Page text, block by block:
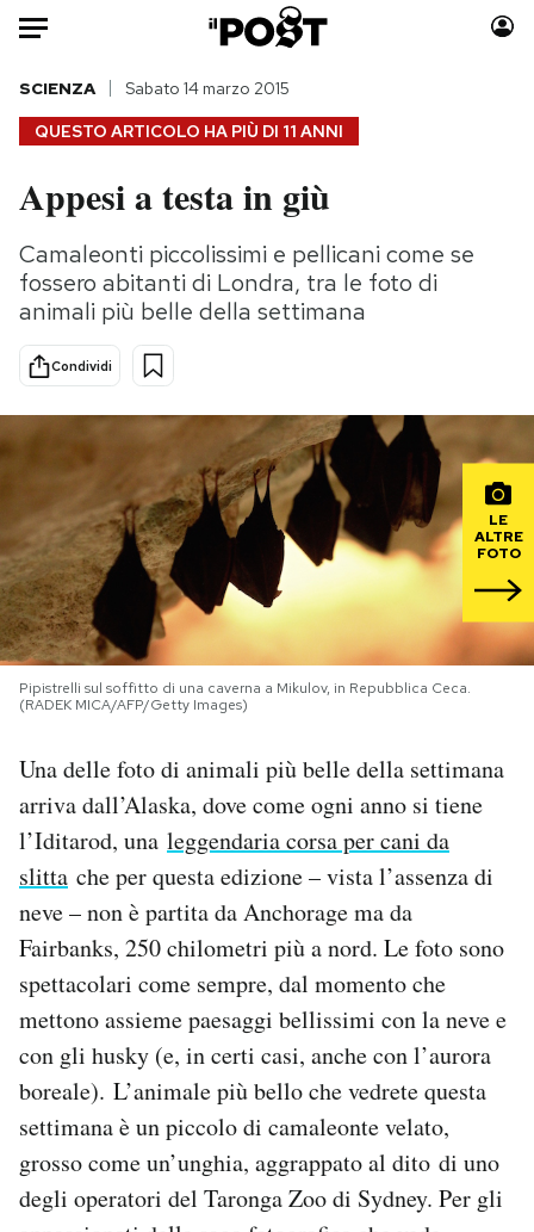
Auto
HOME
Italia
Politica
Tecnologia
Scienza
Economia
Moda
Consumismi
Storie/Idee
Altrecose
Mondiali calcio 2026
PODCAST
NEWSLETTER
SHOP
CALENDARIO
AREA PERSONALE
Area Personale
Newsletter
Notifiche mobile
Regala il Post
QUESTO ARTICOLO HA PIÙ DI 11 ANNI
SCIENZA Sabato 14 marzo 2015
Appesi a testa in giù
Camaleonti piccolissimi e pellicani come se
fossero abitanti di Londra, tra le foto di
animali più belle della settimana
Condividi
LE
ALTRE
FOTO
Pipistrelli sul soffitto di una caverna a Mikulov, in Repubblica Ceca.
(RADEK MICA/AFP/Getty Images)
Una delle foto di animali più belle della settimana
arriva dall’Alaska, dove come ogni anno si tiene
l’Iditarod, una leggendaria corsa per cani da
slitta che per questa edizione – vista l’assenza di
neve – non è partita da Anchorage ma da
Fairbanks, 250 chilometri più a nord. Le foto sono
spettacolari come sempre, dal momento che
mettono assieme paesaggi bellissimi con la neve e
con gli husky (e, in certi casi, anche con l’aurora
boreale). L’animale più bello che vedrete questa
settimana è un piccolo di camaleonte velato,
grosso come un’unghia, aggrappato al dito di uno
degli operatori del Taronga Zoo di Sydney. Per gli